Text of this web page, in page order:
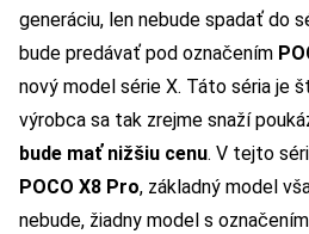
generáciu, len nebude spadať do
bude predávať pod označením
nový model série X. Táto séria je
výrobca sa tak zrejme snaží
bude mať nižšiu cenu. V tejto
POCO X8 Pro, základný model
nebude, žiadny model s